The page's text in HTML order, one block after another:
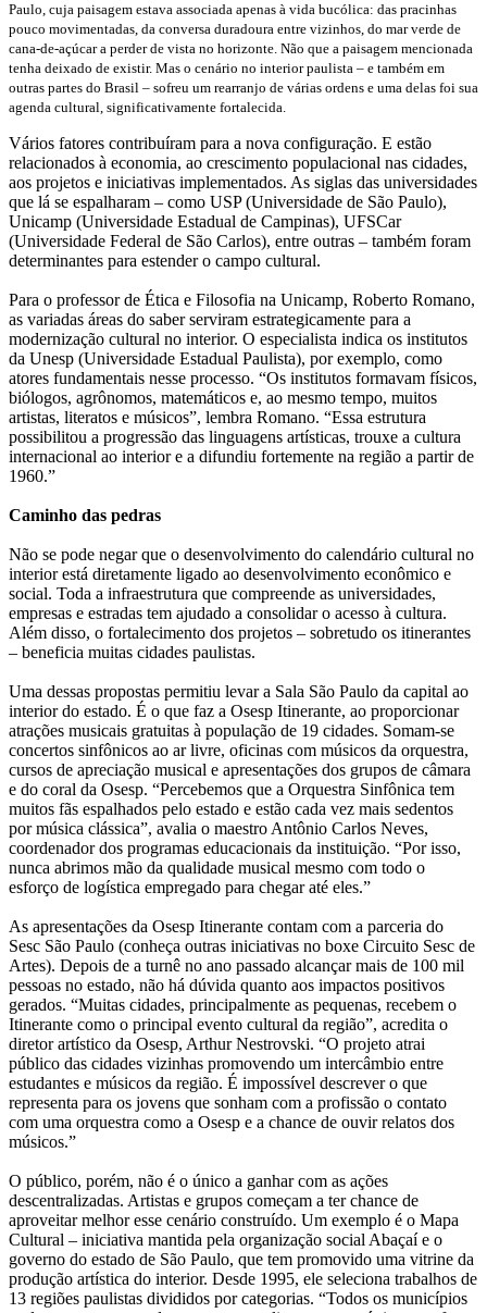
Paulo, cuja paisagem estava associada apenas à vida bucólica: das pracinhas
pouco movimentadas, da conversa duradoura entre vizinhos, do mar verde de
cana-de-açúcar a perder de vista no horizonte. Não que a paisagem mencionada
tenha deixado de existir. Mas o cenário no interior paulista – e também em
outras partes do Brasil – sofreu um rearranjo de várias ordens e uma delas foi sua
agenda cultural, significativamente fortalecida.
Vários fatores contribuíram para a nova configuração. E estão
relacionados à economia, ao crescimento populacional nas cidades,
aos projetos e iniciativas implementados. As siglas das universidades
que lá se espalharam – como USP (Universidade de São Paulo),
Unicamp (Universidade Estadual de Campinas), UFSCar
(Universidade Federal de São Carlos), entre outras – também foram
determinantes para estender o campo cultural.
Para o professor de Ética e Filosofia na Unicamp, Roberto Romano,
as variadas áreas do saber serviram estrategicamente para a
modernização cultural no interior. O especialista indica os institutos
da Unesp (Universidade Estadual Paulista), por exemplo, como
atores fundamentais nesse processo. “Os institutos formavam físicos,
biólogos, agrônomos, matemáticos e, ao mesmo tempo, muitos
artistas, literatos e músicos”, lembra Romano. “Essa estrutura
possibilitou a progressão das linguagens artísticas, trouxe a cultura
internacional ao interior e a difundiu fortemente na região a partir de
1960.”
Caminho das pedras
Não se pode negar que o desenvolvimento do calendário cultural no
interior está diretamente ligado ao desenvolvimento econômico e
social. Toda a infraestrutura que compreende as universidades,
empresas e estradas tem ajudado a consolidar o acesso à cultura.
Além disso, o fortalecimento dos projetos – sobretudo os itinerantes
– beneficia muitas cidades paulistas.
Uma dessas propostas permitiu levar a Sala São Paulo da capital ao
interior do estado. É o que faz a Osesp Itinerante, ao proporcionar
atrações musicais gratuitas à população de 19 cidades. Somam-se
concertos sinfônicos ao ar livre, oficinas com músicos da orquestra,
cursos de apreciação musical e apresentações dos grupos de câmara
e do coral da Osesp. “Percebemos que a Orquestra Sinfônica tem
muitos fãs espalhados pelo estado e estão cada vez mais sedentos
por música clássica”, avalia o maestro Antônio Carlos Neves,
coordenador dos programas educacionais da instituição. “Por isso,
nunca abrimos mão da qualidade musical mesmo com todo o
esforço de logística empregado para chegar até eles.”
As apresentações da Osesp Itinerante contam com a parceria do
Sesc São Paulo (conheça outras iniciativas no boxe Circuito Sesc de
Artes). Depois de a turnê no ano passado alcançar mais de 100 mil
pessoas no estado, não há dúvida quanto aos impactos positivos
gerados. “Muitas cidades, principalmente as pequenas, recebem o
Itinerante como o principal evento cultural da região”, acredita o
diretor artístico da Osesp, Arthur Nestrovski. “O projeto atrai
público das cidades vizinhas promovendo um intercâmbio entre
estudantes e músicos da região. É impossível descrever o que
representa para os jovens que sonham com a profissão o contato
com uma orquestra como a Osesp e a chance de ouvir relatos dos
músicos.”
O público, porém, não é o único a ganhar com as ações
descentralizadas. Artistas e grupos começam a ter chance de
aproveitar melhor esse cenário construído. Um exemplo é o Mapa
Cultural – iniciativa mantida pela organização social Abaçaí e o
governo do estado de São Paulo, que tem promovido uma vitrine da
produção artística do interior. Desde 1995, ele seleciona trabalhos de
13 regiões paulistas divididos por categorias. “Todos os municípios